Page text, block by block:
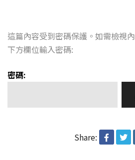
這篇內容受到密碼保護。如需檢視
下方欄位輸入密碼:
密碼:
Share: